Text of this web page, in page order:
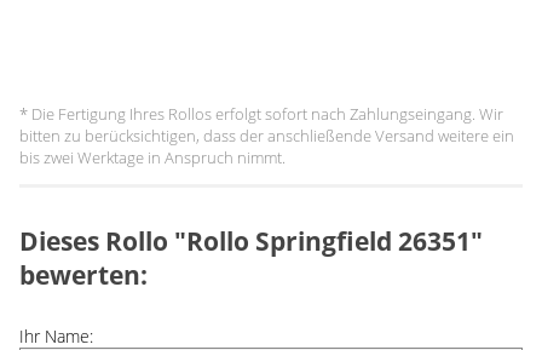
* Die Fertigung Ihres Rollos erfolgt sofort nach Zahlungseingang. Wir
bitten zu berücksichtigen, dass der anschließende Versand weitere ein
bis zwei Werktage in Anspruch nimmt.
Dieses Rollo "Rollo Springfield 26351"
bewerten:
Ihr Name: